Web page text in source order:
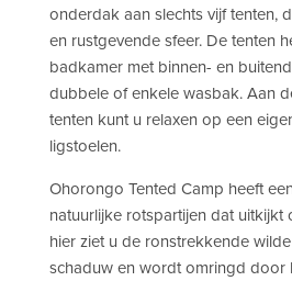
onderdak aan slechts vijf tenten,
en rustgevende sfeer. De tenten
badkamer met binnen- en
dubbele of enkele wasbak. Aan
tenten kunt u relaxen op een
ligstoelen.
Ohorongo Tented Camp heeft
natuurlijke rotspartijen dat uitkijkt
hier ziet u de ronstrekkende
schaduw en wordt omringd door